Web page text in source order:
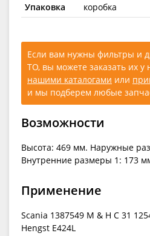
Упаковка
коробка
Если вам нужны фильтры и
ТО, вы можете заказать их у
нашими каталогами или
и мы подберем любые
Возможности
Высота: 469 мм. Наружные
Внутренние размеры 1: 173
Применение
Scania 1387549 M & H C 31
Hengst E424L